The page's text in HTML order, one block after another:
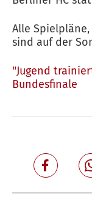
Alle
sind auf der
"Jugend
Bundesfinale